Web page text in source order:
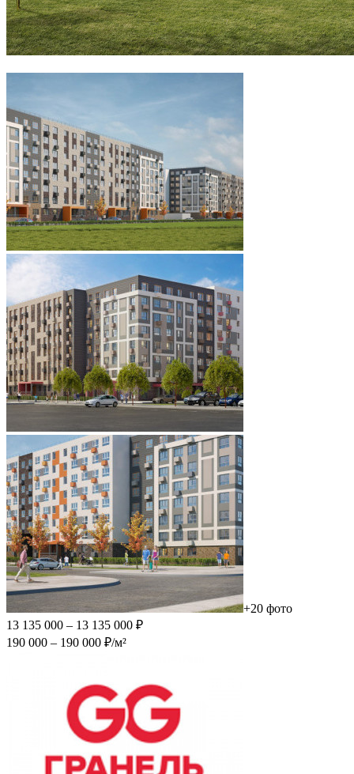
+20 фото
13 135 000 – 13 135 000 ₽
190 000 – 190 000 ₽/м²